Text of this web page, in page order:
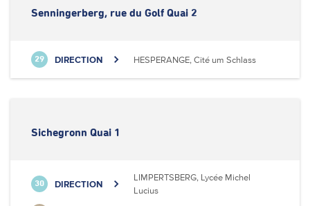
Senningerberg, rue du Golf Quai 2
29 DIRECTION HESPERANGE, Cité um Schlass
Sichegronn Quai 1
30 DIRECTION
LIMPERTSBERG, Lycée Michel
Lucius